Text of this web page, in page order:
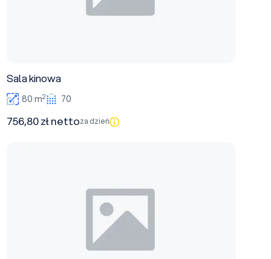
Sala kinowa
80 m2 70
756,80 zł nettoza dzień